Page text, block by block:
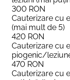
300 RON
Cauterizare cu
(mai mult de 5)
420 RON
Cauterizare cu
piogenic/
470 RON
Cauterizare cu